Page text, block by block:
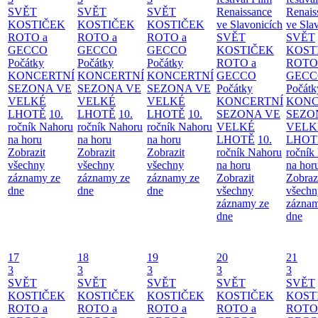
SVĚT
KOSTIČEK
ROTO a
GECCO
Počátky
KONCERTNÍ
SEZONA VE
VELKÉ
LHOTĚ 10.
ročník Nahoru
na horu
Zobrazit
všechny
záznamy ze
dne
SVĚT
KOSTIČEK
ROTO a
GECCO
Počátky
KONCERTNÍ
SEZONA VE
VELKÉ
LHOTĚ 10.
ročník Nahoru
na horu
Zobrazit
všechny
záznamy ze
dne
SVĚT
KOSTIČEK
ROTO a
GECCO
Počátky
KONCERTNÍ
SEZONA VE
VELKÉ
LHOTĚ 10.
ročník Nahoru
na horu
Zobrazit
všechny
záznamy ze
dne
Renaissance
ve Slavonicích
SVĚT
KOSTIČEK
ROTO a
GECCO
Počátky
KONCERTNÍ
SEZONA VE
VELKÉ
LHOTĚ 10.
ročník Nahoru
na horu
Zobrazit
všechny
záznamy ze
dne
ve
SVĚT
ročník
na
dne
17
3
SVĚT
KOSTIČEK
ROTO a
18
3
SVĚT
KOSTIČEK
ROTO a
19
3
SVĚT
KOSTIČEK
ROTO a
20
3
SVĚT
KOSTIČEK
ROTO a
21
3
SVĚT